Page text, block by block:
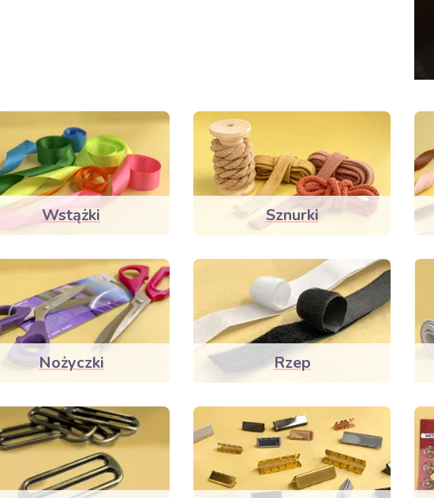
Wstążki Sznurki
Nożyczki Rzep